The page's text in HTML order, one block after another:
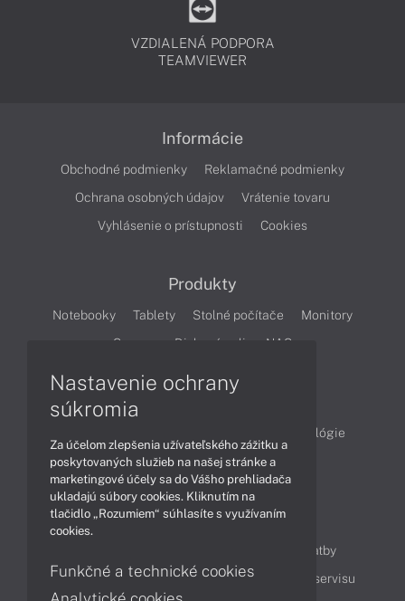
VZDIALENÁ PODPORA
TEAMVIEWER
Informácie
Obchodné podmienky
Reklamačné podmienky
Ochrana osobných údajov
Vrátenie tovaru
Vyhlásenie o prístupnosti
Cookies
Produkty
Notebooky Tablety Stolné počítače
Monitory
Servery
Diskové polia a NAS
Technológie
Videá
Obsah
Možnosti doručenia a platby
Podpora a servis
Servisné služby Cenník servisu
Nastavenie ochrany
súkromia
Za účelom zlepšenia užívateľského zážitku a
poskytovaných služieb na našej stránke a
marketingové účely sa do Vášho prehliadača
ukladajú súbory cookies. Kliknutím na
tlačidlo „Rozumiem“ súhlasíte s využívaním
cookies.
Funkčné a technické cookies